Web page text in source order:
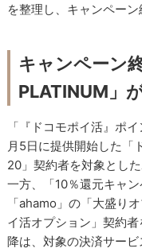
を整理し、キャンペー
キャンペーン
PLATINUM」
「『ドコモポイ活』ポ
月5日に提供開始した「
20」契約者を対象とし
一方、「10％還元キャ
「ahamo」の「大盛り
イ活オプション」契約
降は、対象の決済サー